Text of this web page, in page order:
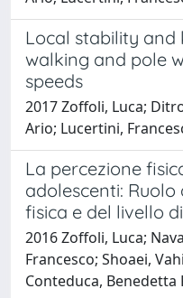
Local stability and
walking and pole
speeds
2017 Zoffoli, Luca;
Ario; Lucertini,
La percezione
adolescenti:
fisica e del livello
2016 Zoffoli, Luca;
Francesco; Shoaei,
Conteduca, Benedetta